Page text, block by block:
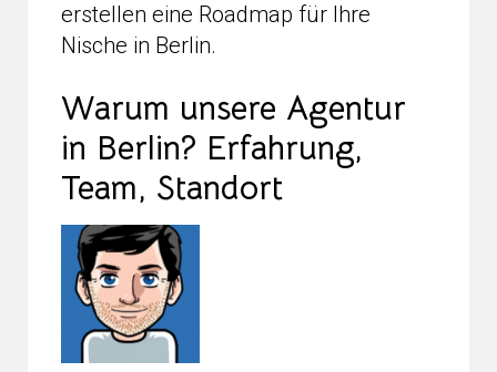
erstellen eine Roadmap für Ihre
Nische in Berlin.
Warum unsere Agentur
in Berlin? Erfahrung,
Team, Standort